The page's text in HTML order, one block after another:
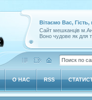
Вітаємо Вас,
Сайт мешканців
Воно чудове як для
О НАС RSS